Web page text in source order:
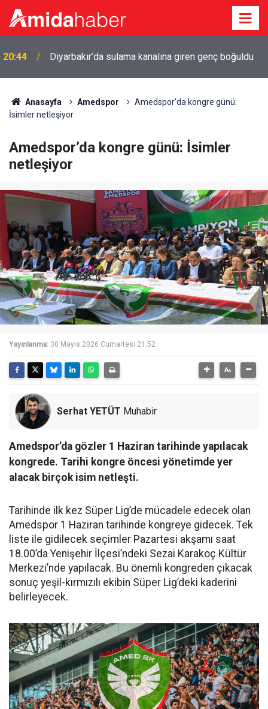
20:15 Cengiz Çandar’dan çerçeve yasa açıklaması
Anasayfa Amedspor
Amedspor’da kongre günü:
İsimler netleşiyor
Amedspor’da kongre günü: İsimler
netleşiyor
Yayınlanma: 30 Mayıs 2026 Cumartesi 21:52
Serhat YETÜT Muhabir
Amedspor’da gözler 1 Haziran tarihinde yapılacak
kongrede. Tarihi kongre öncesi yönetimde yer
alacak birçok isim netleşti.
Tarihinde ilk kez Süper Lig’de mücadele edecek olan
Amedspor 1 Haziran tarihinde kongreye gidecek. Tek
liste ile gidilecek seçimler Pazartesi akşamı saat
18.00’da Yenişehir İlçesi’ndeki Sezai Karakoç Kültür
Merkezi’nde yapılacak. Bu önemli kongreden çıkacak
sonuç yeşil-kırmızılı ekibin Süper Lig’deki kaderini
belirleyecek.